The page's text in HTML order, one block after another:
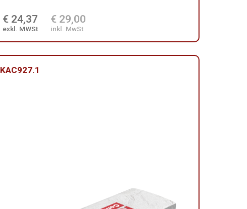
€ 24,37
exkl. MWSt
€ 29,00
inkl. MwSt
KAC927.1